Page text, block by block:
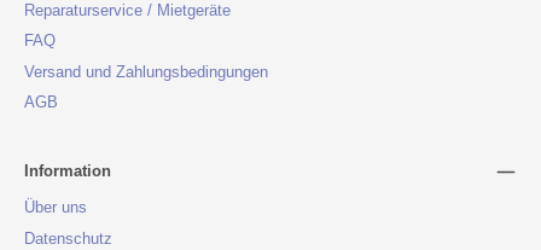
Reparaturservice / Mietgeräte
FAQ
Versand und Zahlungsbedingungen
AGB
Information
Über uns
Datenschutz